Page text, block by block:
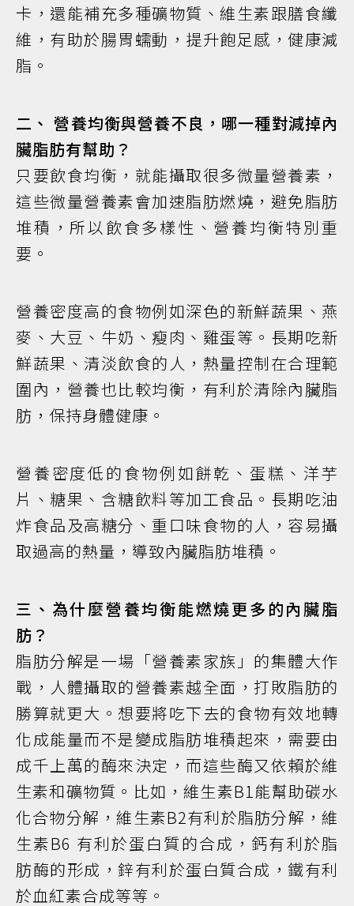
卡，還能補充多種礦物質、維生素跟膳食纖
維，有助於腸胃蠕動，提升飽足感，健康減
脂。
二、 營養均衡與營養不良，哪一種對減掉內
臟脂肪有幫助？
只要飲食均衡，就能攝取很多微量營養素，
這些微量營養素會加速脂肪燃燒，避免脂肪
堆積，所以飲食多樣性、營養均衡特別重
要。
營養密度高的食物例如深色的新鮮蔬果、燕
麥、大豆、牛奶、瘦肉、雞蛋等。長期吃新
鮮蔬果、清淡飲食的人，熱量控制在合理範
圍內，營養也比較均衡，有利於清除內臟脂
肪，保持身體健康。
營養密度低的食物例如餅乾、蛋糕、洋芋
片、糖果、含糖飲料等加工食品。長期吃油
炸食品及高糖分、重口味食物的人，容易攝
取過高的熱量，導致內臟脂肪堆積。
三、為什麼營養均衡能燃燒更多的內臟脂
肪？
脂肪分解是一場「營養素家族」的集體大作
戰，人體攝取的營養素越全面，打敗脂肪的
勝算就更大。想要將吃下去的食物有效地轉
化成能量而不是變成脂肪堆積起來，需要由
成千上萬的酶來決定，而這些酶又依賴於維
生素和礦物質。比如，維生素B1能幫助碳水
化合物分解，維生素B2有利於脂肪分解，維
生素B6 有利於蛋白質的合成，鈣有利於脂
肪酶的形成，鋅有利於蛋白質合成，鐵有利
於血紅素合成等等。